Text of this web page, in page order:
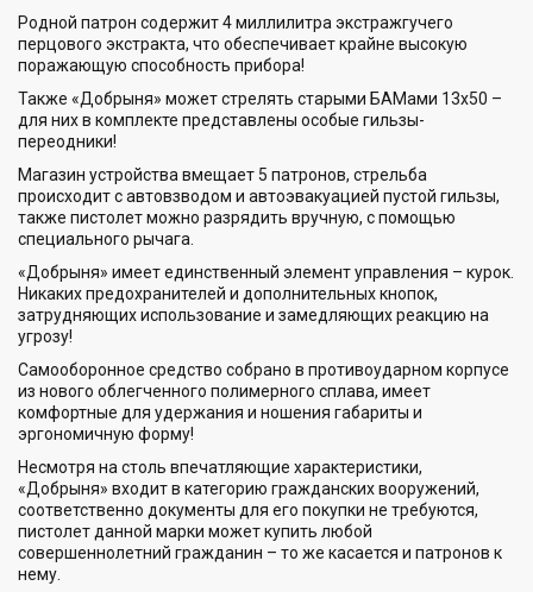
Родной патрон содержит 4 миллилитра экстражгучего
перцового экстракта, что обеспечивает крайне высокую
поражающую способность прибора!
Также «Добрыня» может стрелять старыми БАМами 13х50 –
для них в комплекте представлены особые гильзы-
переодники!
Магазин устройства вмещает 5 патронов, стрельба
происходит с автовзводом и автоэвакуацией пустой гильзы,
также пистолет можно разрядить вручную, с помощью
специального рычага.
«Добрыня» имеет единственный элемент управления – курок.
Никаких предохранителей и дополнительных кнопок,
затрудняющих использование и замедляющих реакцию на
угрозу!
Самооборонное средство собрано в противоударном корпусе
из нового облегченного полимерного сплава, имеет
комфортные для удержания и ношения габариты и
эргономичную форму!
Несмотря на столь впечатляющие характеристики,
«Добрыня» входит в категорию гражданских вооружений,
соответственно документы для его покупки не требуются,
пистолет данной марки может купить любой
совершеннолетний гражданин – то же касается и патронов к
нему.